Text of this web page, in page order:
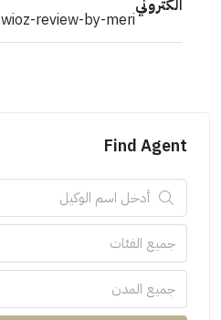
الكتروني
swioz-review-by-meri/
Find Agent
جميع الفئات
جميع المدن